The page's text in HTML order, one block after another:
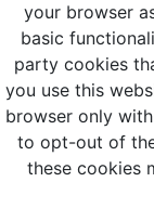
your browser
basic
party cookies
you use this
browser only
to opt-out of
these cookies